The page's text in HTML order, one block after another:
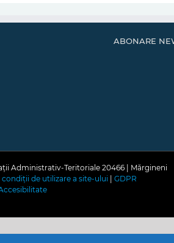
ABONARE
Administrativ-Teritoriale 20466 | Mărgineni
condiții de utilizare a site-ului
GDPR